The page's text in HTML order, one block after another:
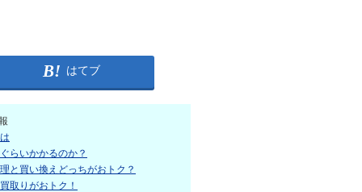
はてブ
らいかかるのか？
と買い換えどっちがおトク？
取りがおトク！